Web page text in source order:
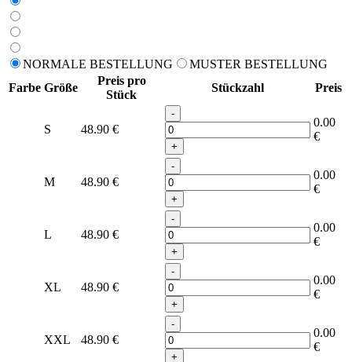
NORMALE BESTELLUNG
MUSTER BESTELLUNG
Farbe Größe
Preis pro
Stück
Stückzahl Preis
S 48.90 €
-
+
0.00
€
M 48.90 €
-
+
0.00
€
L 48.90 €
-
+
0.00
€
XL 48.90 €
-
+
0.00
€
XXL 48.90 €
-
+
0.00
€